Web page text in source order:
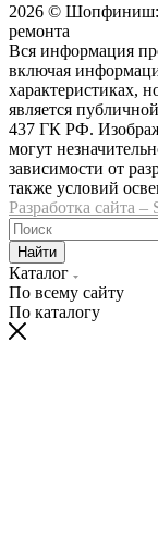
2026 © Шопфиниш:
ремонта
Вся информация
включая
характеристиках,
является
437 ГК РФ.
могут
зависимости от
также условий
Разработка сайта –
Найти
Каталог
По всему сайту
По каталогу